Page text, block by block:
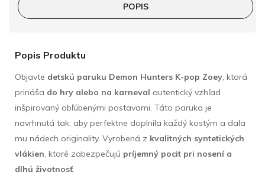
POPIS
Popis Produktu
Objavte detskú paruku Demon Hunters K-pop Zoey, ktorá
prináša do hry alebo na karneval autentický vzhľad
inšpirovaný obľúbenými postavami. Táto paruka je
navrhnutá tak, aby perfektne doplnila každý kostým a dala
mu nádech originality. Vyrobená z kvalitných syntetických
vlákien, ktoré zabezpečujú príjemný pocit pri nosení a
dlhú životnosť.